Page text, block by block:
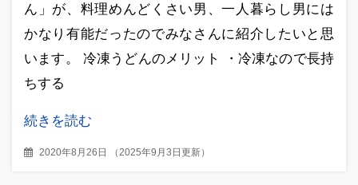
ん」が、料理めんどくさい男、一人暮らし男には
かなり有能だったのでみなさんに紹介したいと思
います。 冷凍うどんのメリット ・冷凍なので長持
ちする
続きを読む
2020年8月26日 （2025年9月3日更新）